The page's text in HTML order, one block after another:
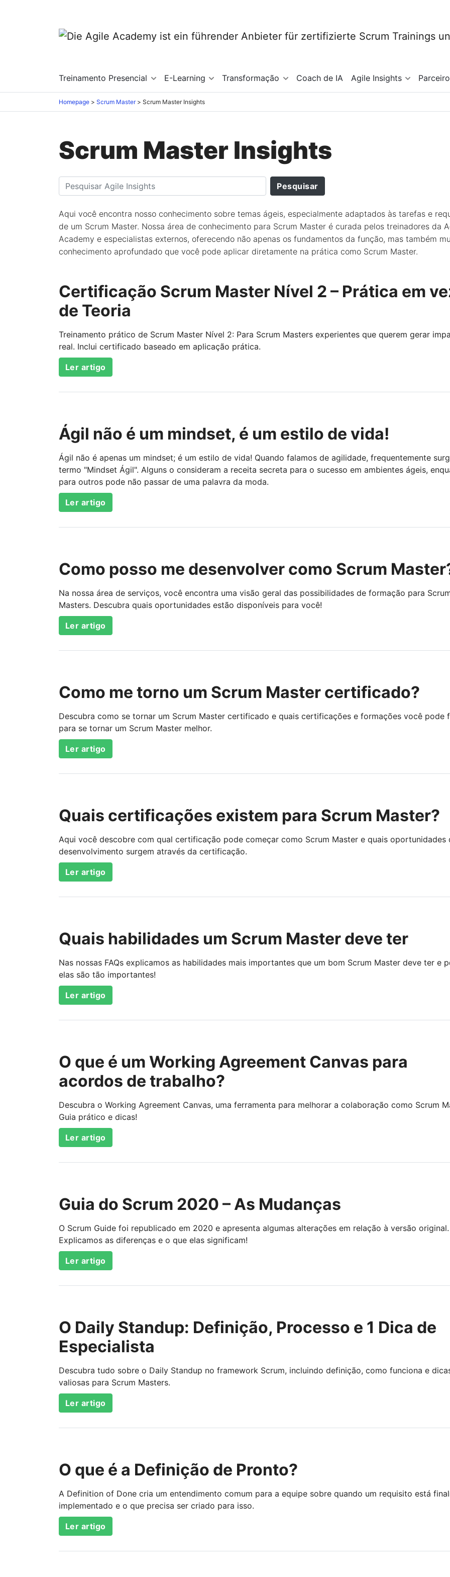
Treinamento Presencial E-Learning Transformação Coach de IA Agile Insights
Homepage Scrum Master Scrum Master Insights
Scrum Master Insights
Aqui você encontra nosso conhecimento sobre temas ágeis, especialmente adaptados às tarefas e
de um Scrum Master. Nossa área de conhecimento para Scrum Master é curada pelos treinadores da
Academy e especialistas externos, oferecendo não apenas os fundamentos da função, mas também
conhecimento aprofundado que você pode aplicar diretamente na prática como Scrum Master.
Certificação Scrum Master Nível 2 – Prática em
de Teoria
Treinamento prático de Scrum Master Nível 2: Para Scrum Masters experientes que querem gerar
real. Inclui certificado baseado em aplicação prática.
Ler artigo
Ágil não é um mindset, é um estilo de vida!
Ágil não é apenas um mindset; é um estilo de vida! Quando falamos de agilidade, frequentemente
termo "Mindset Ágil". Alguns o consideram a receita secreta para o sucesso em ambientes ágeis,
para outros pode não passar de uma palavra da moda.
Ler artigo
Como posso me desenvolver como Scrum
Na nossa área de serviços, você encontra uma visão geral das possibilidades de formação para
Masters. Descubra quais oportunidades estão disponíveis para você!
Ler artigo
Como me torno um Scrum Master certificado?
Descubra como se tornar um Scrum Master certificado e quais certificações e formações você pode
para se tornar um Scrum Master melhor.
Ler artigo
Quais certificações existem para Scrum Master?
Aqui você descobre com qual certificação pode começar como Scrum Master e quais oportunidades
desenvolvimento surgem através da certificação.
Ler artigo
Quais habilidades um Scrum Master deve ter
Nas nossas FAQs explicamos as habilidades mais importantes que um bom Scrum Master deve ter e
elas são tão importantes!
Ler artigo
O que é um Working Agreement Canvas para
acordos de trabalho?
Descubra o Working Agreement Canvas, uma ferramenta para melhorar a colaboração como Scrum
Guia prático e dicas!
Ler artigo
Guia do Scrum 2020 – As Mudanças
O Scrum Guide foi republicado em 2020 e apresenta algumas alterações em relação à versão original.
Explicamos as diferenças e o que elas significam!
Ler artigo
O Daily Standup: Definição, Processo e 1 Dica de
Especialista
Descubra tudo sobre o Daily Standup no framework Scrum, incluindo definição, como funciona e
valiosas para Scrum Masters.
Ler artigo
O que é a Definição de Pronto?
A Definition of Done cria um entendimento comum para a equipe sobre quando um requisito está
implementado e o que precisa ser criado para isso.
Ler artigo